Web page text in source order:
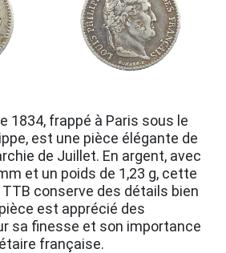
1834, frappé à Paris sous le
est une pièce élégante de
de Juillet. En argent, avec
et un poids de 1,23 g, cette
conserve des détails bien
est apprécié des
sa finesse et son importance
française.